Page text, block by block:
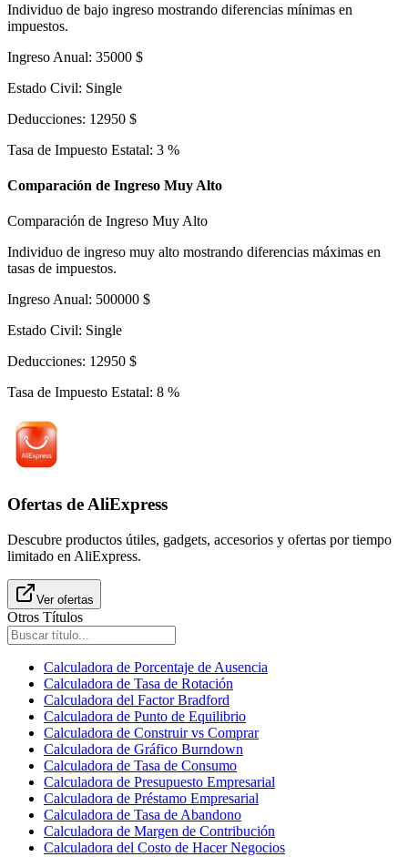
Individuo de bajo ingreso mostrando diferencias mínimas en
impuestos.
Ingreso Anual: 35000 $
Estado Civil: Single
Deducciones: 12950 $
Tasa de Impuesto Estatal: 3 %
Comparación de Ingreso Muy Alto
Comparación de Ingreso Muy Alto
Individuo de ingreso muy alto mostrando diferencias máximas en
tasas de impuestos.
Ingreso Anual: 500000 $
Estado Civil: Single
Deducciones: 12950 $
Tasa de Impuesto Estatal: 8 %
Ofertas de AliExpress
Descubre productos útiles, gadgets, accesorios y ofertas por tiempo
limitado en AliExpress.
Ver ofertas
Otros Títulos
Calculadora de Porcentaje de Ausencia
Calculadora de Tasa de Rotación
Calculadora del Factor Bradford
Calculadora de Punto de Equilibrio
Calculadora de Construir vs Comprar
Calculadora de Gráfico Burndown
Calculadora de Tasa de Consumo
Calculadora de Presupuesto Empresarial
Calculadora de Préstamo Empresarial
Calculadora de Tasa de Abandono
Calculadora de Margen de Contribución
Calculadora del Costo de Hacer Negocios